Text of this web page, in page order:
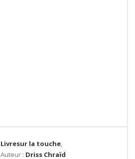
Livresur la touche,
Auteur : Driss Chraïd